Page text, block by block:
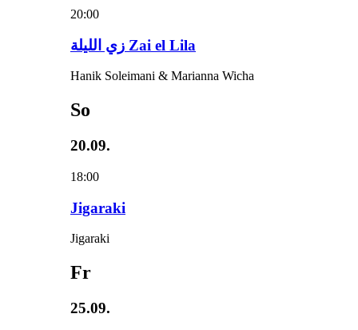
20:00
زي‌ اللیلة Zai el Lila
Hanik Soleimani & Marianna Wicha
So
20.09.
18:00
Jigaraki
Jigaraki
Fr
25.09.